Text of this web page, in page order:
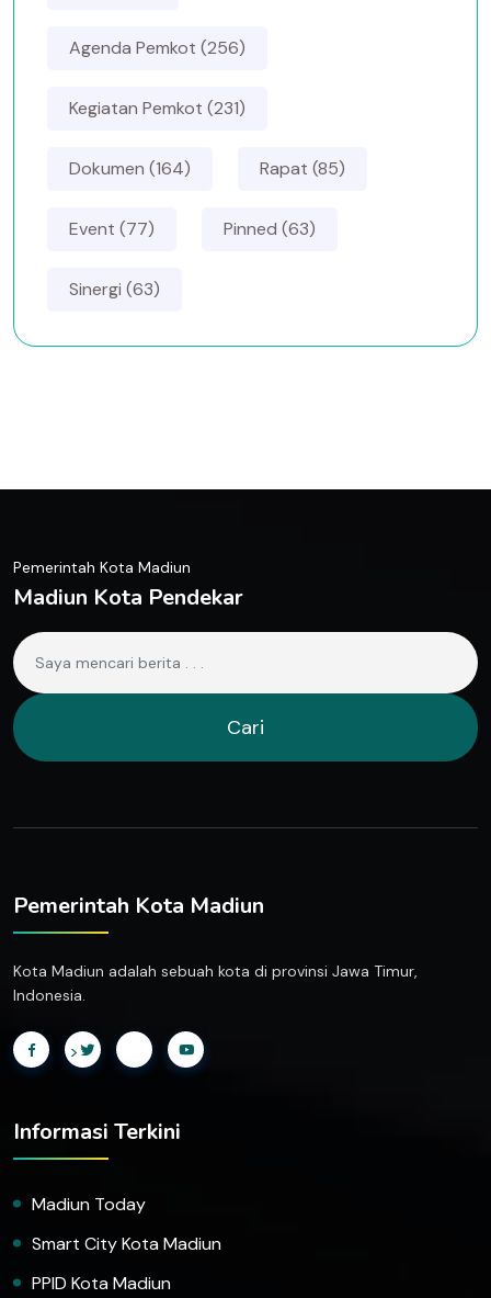
Agenda Pemkot (256)
Kegiatan Pemkot (231)
Dokumen (164) Rapat (85)
Event (77) Pinned (63)
Sinergi (63)
Pemerintah Kota Madiun
Madiun Kota Pendekar
Cari
Pemerintah Kota Madiun
Kota Madiun adalah sebuah kota di provinsi Jawa Timur,
Indonesia.
>
Informasi Terkini
Madiun Today
Smart City Kota Madiun
PPID Kota Madiun